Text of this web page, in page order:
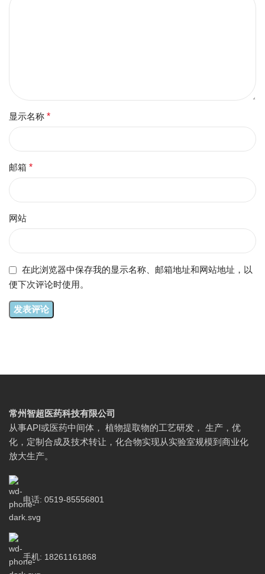
显示名称 *
邮箱 *
网站
在此浏览器中保存我的显示名称、邮箱地址和网站地址，以
便下次评论时使用。
常州智超医药科技有限公司
从事API或医药中间体， 植物提取物的工艺研发， 生产，优
化，定制合成及技术转让，化合物实现从实验室规模到商业化
放大生产。
电话: 0519-85556801
手机: 18261161868